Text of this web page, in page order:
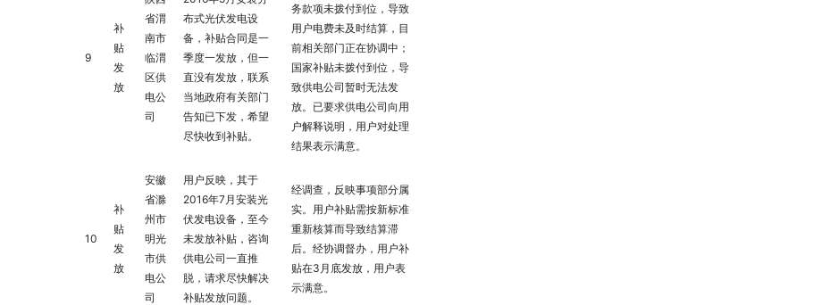
9
补
贴
发
放
省渭
南市
临渭
区供
电公
司
布式光伏发电设
备，补贴合同是一
季度一发放，但一
直没有发放，联系
当地政府有关部门
告知已下发，希望
尽快收到补贴。
务款项未拨付到位，导致
用户电费未及时结算，目
前相关部门正在协调中；
国家补贴未拨付到位，导
致供电公司暂时无法发
放。已要求供电公司向用
户解释说明，用户对处理
结果表示满意。
10
补
贴
发
放
安徽
省滁
州市
明光
市供
电公
司
用户反映，其于
2016年7月安装光
伏发电设备，至今
未发放补贴，咨询
供电公司一直推
脱，请求尽快解决
补贴发放问题。
经调查，反映事项部分属
实。用户补贴需按新标准
重新核算而导致结算滞
后。经协调督办，用户补
贴在3月底发放，用户表
示满意。